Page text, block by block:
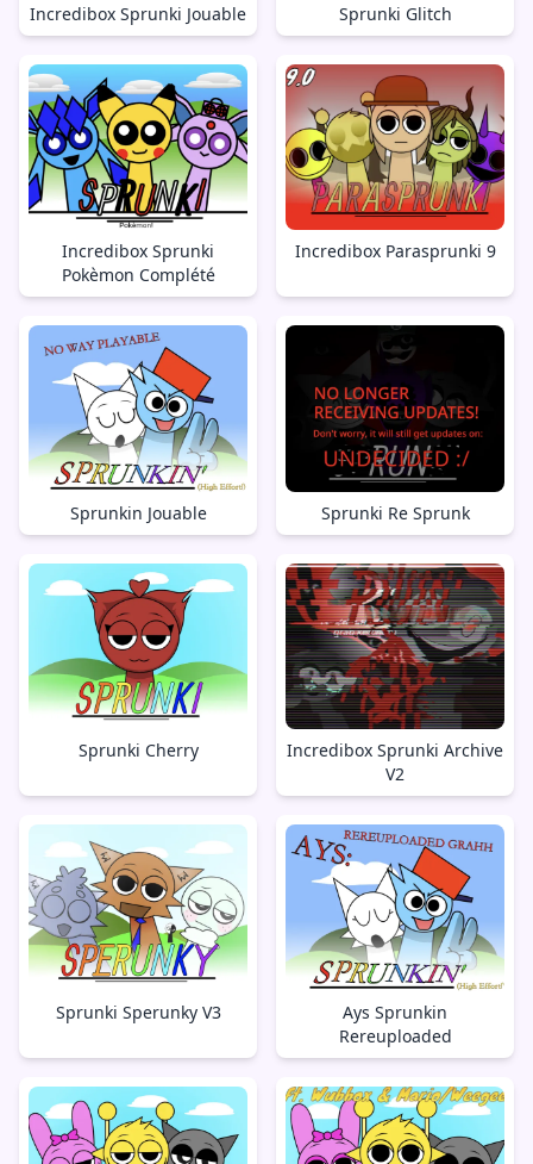
Incredibox Sprunki Jouable Sprunki Glitch
Incredibox Sprunki
Pokèmon Complété
Incredibox Parasprunki 9
Sprunkin Jouable Sprunki Re Sprunk
Sprunki Cherry
Incredibox Sprunki Archive
V2
Sprunki Sperunky V3
Ays Sprunkin
Rereuploaded